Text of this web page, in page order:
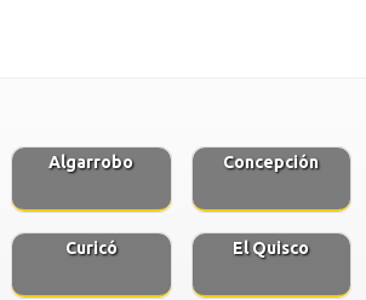
Algarrobo Concepción
Curicó El Quisco